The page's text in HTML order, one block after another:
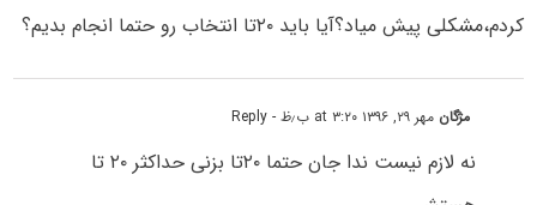
کردم،مشکلی پیش میاد؟آیا باید ۲۰تا انتخاب رو حتما انجام بدیم؟
مژگان مهر ۲۹, ۱۳۹۶ at ۳:۲۰ ب٫ظ - Reply
نه لازم نیست ندا جان حتما ۲۰تا بزنی حداکثر ۲۰ تا